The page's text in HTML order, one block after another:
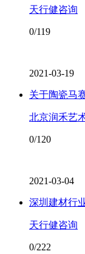
天行健咨询
0/119
2021-03-19
关于陶瓷马
北京润禾艺
0/120
2021-03-04
深圳建材行
天行健咨询
0/222